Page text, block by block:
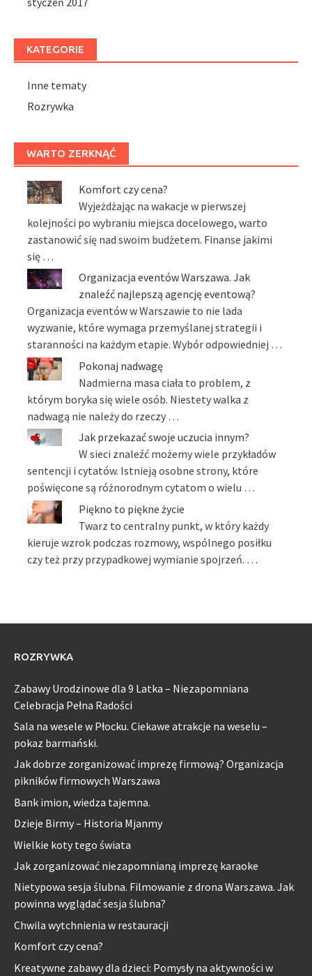
KATEGORIE
Inne tematy
Rozrywka
WARTO ZERKNĄĆ
Komfort czy cena?
Wyjeżdżając na wakacje w pierwszej
kolejności po wybraniu miejsca docelowego, warto
zastanowić się nad swoim budżetem. Finanse jakimi
się …
Organizacja eventów Warszawa. Jak
znaleźć najlepszą agencję eventową?
Organizacja eventów w Warszawie to nie lada
wyzwanie, które wymaga przemyślanej strategii i
staranności na każdym etapie. Wybór odpowiedniej …
Pokonaj nadwagę
Nadmierna masa ciała to problem, z
którym boryka się wiele osób. Niestety walka z
nadwagą nie należy do rzeczy …
Jak przekazać swoje uczucia innym?
W sieci znaleźć możemy wiele przykładów
sentencji i cytatów. Istnieją osobne strony, które
poświęcone są różnorodnym cytatom o wielu …
Piękno to piękne życie
Twarz to centralny punkt, w który każdy
kieruje wzrok podczas rozmowy, wspólnego posiłku
czy też przy przypadkowej wymianie spojrzeń. …
ROZRYWKA
Zabawy Urodzinowe dla 9 Latka – Niezapomniana
Celebracja Pełna Radości
Sala na wesele w Płocku. Ciekawe atrakcje na weselu –
pokaz barmański.
Jak dobrze zorganizować imprezę firmową? Organizacja
pikników firmowych Warszawa
Bank imion, wiedza tajemna.
Dzieje Birmy – Historia Mjanmy
Wielkie koty tego świata
Jak zorganizować niezapomnianą imprezę karaoke
Nietypowa sesja ślubna. Filmowanie z drona Warszawa. Jak
powinna wyglądać sesja ślubna?
Chwila wytchnienia w restauracji
Komfort czy cena?
Kreatywne zabawy dla dzieci: Pomysły na aktywności w